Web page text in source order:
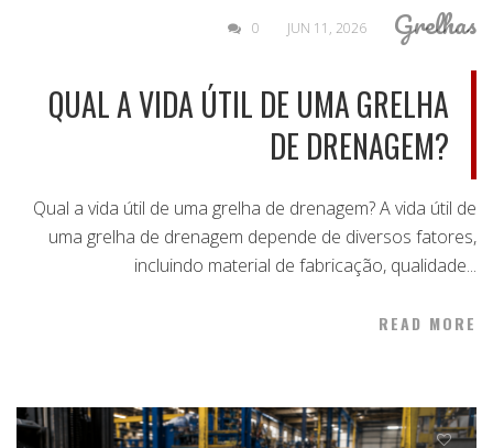
Grelhas
JUN 11, 2026
0
QUAL A VIDA ÚTIL DE UMA GRELHA
DE DRENAGEM?
Qual a vida útil de uma grelha de drenagem? A vida útil de
uma grelha de drenagem depende de diversos fatores,
incluindo material de fabricação, qualidade...
READ MORE